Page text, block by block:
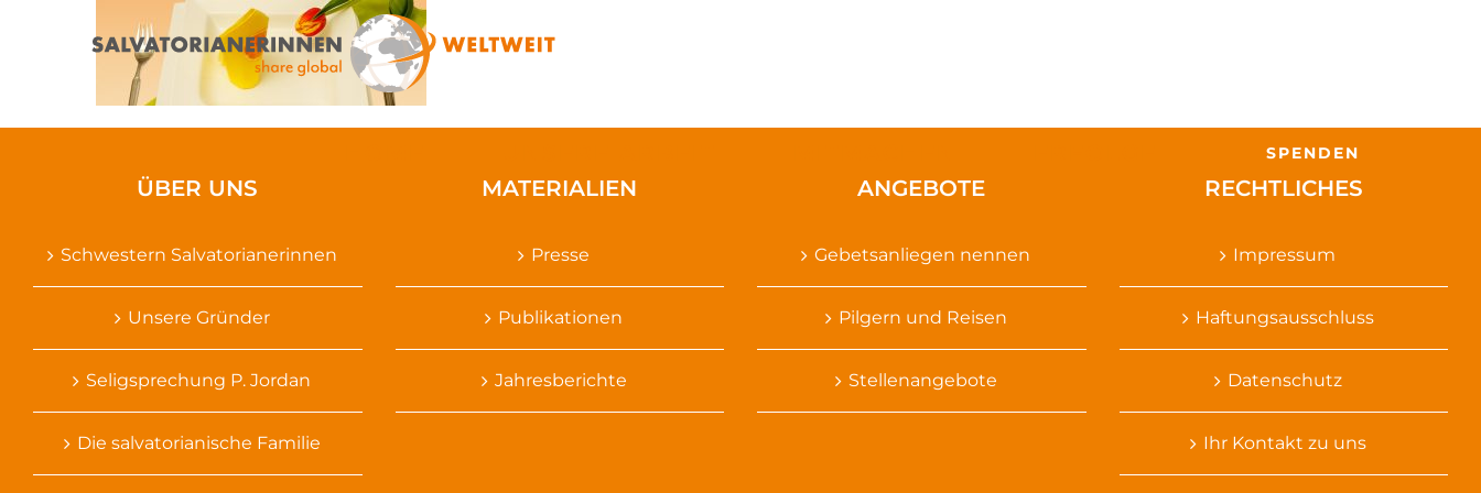
SPENDEN
ÜBER UNS
Schwestern Salvatorianerinnen
Unsere Gründer
Seligsprechung P. Jordan
Die salvatorianische Familie
MATERIALIEN
Presse
Publikationen
Jahresberichte
ANGEBOTE
Gebetsanliegen nennen
Pilgern und Reisen
Stellenangebote
RECHTLICHES
Impressum
Haftungsausschluss
Datenschutz
Ihr Kontakt zu uns